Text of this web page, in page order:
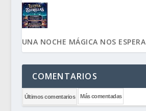
UNA NOCHE MÁGICA NOS ESPERA
COMENTARIOS
Últimos comentarios Más comentadas